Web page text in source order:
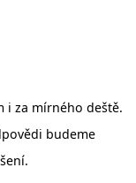
i za mírného deště.
budeme